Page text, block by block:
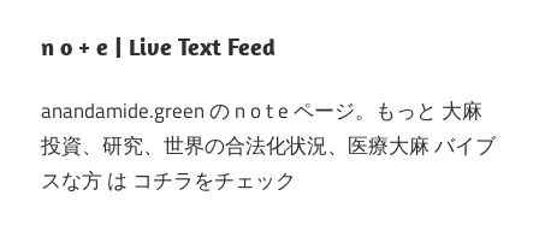
n o + e | Live Text Feed
anandamide.green の n o t e ページ。もっと 大麻
投資、研究、世界の合法化状況、医療大麻 バイブ
スな方 は コチラをチェック